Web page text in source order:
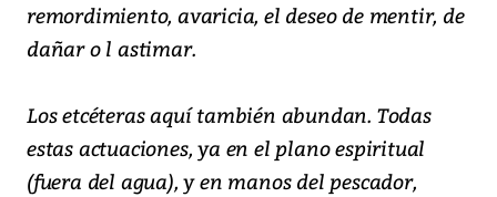
remordimiento, avaricia, el deseo de mentir, de
dañar o l astimar.
Los etcéteras aquí también abundan. Todas
estas actuaciones, ya en el plano espiritual
(fuera del agua), y en manos del pescador,